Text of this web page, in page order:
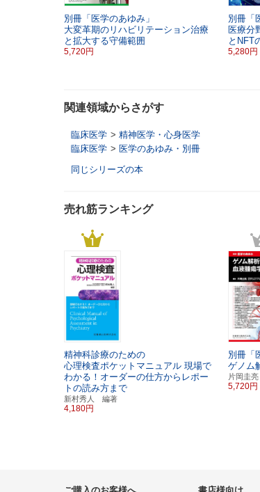
別冊「医学のあゆみ」
大変革期のリハビリテーション治療
と拡大する守備範囲
5,720円
別冊「
医療分
とNFT
5,280円
関連領域からさがす
臨床医学 > 精神医学・心身医学
臨床医学 > 医学のあゆみ・別冊
同じシリーズの本
売れ筋ランキング
精神科診療のための
心理検査ポケットマニュアル 現場で
わかる！オーダーの仕方からレポー
トの読み方まで
新村秀人 編著
4,180円
別冊「
ゲノム
片岡圭
5,720円